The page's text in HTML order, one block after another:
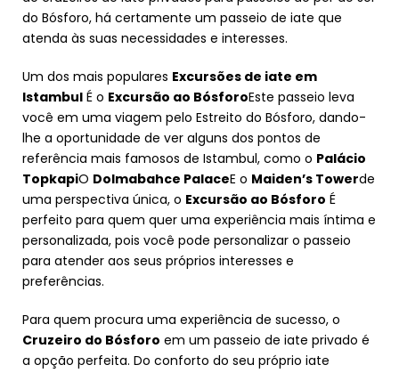
do Bósforo, há certamente um passeio de iate que
atenda às suas necessidades e interesses.
Um dos mais populares Excursões de iate em
Istambul É o Excursão ao BósforoEste passeio leva
você em uma viagem pelo Estreito do Bósforo, dando-
lhe a oportunidade de ver alguns dos pontos de
referência mais famosos de Istambul, como o Palácio
TopkapiO Dolmabahce PalaceE o Maiden’s Towerde
uma perspectiva única, o Excursão ao Bósforo É
perfeito para quem quer uma experiência mais íntima e
personalizada, pois você pode personalizar o passeio
para atender aos seus próprios interesses e
preferências.
Para quem procura uma experiência de sucesso, o
Cruzeiro do Bósforo em um passeio de iate privado é
a opção perfeita. Do conforto do seu próprio iate